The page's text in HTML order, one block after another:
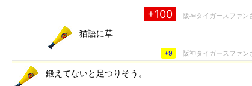
+100 阪神タイガースファン
猫語に草
+9 阪神タイガースファン
鍛えてないと足つりそう。